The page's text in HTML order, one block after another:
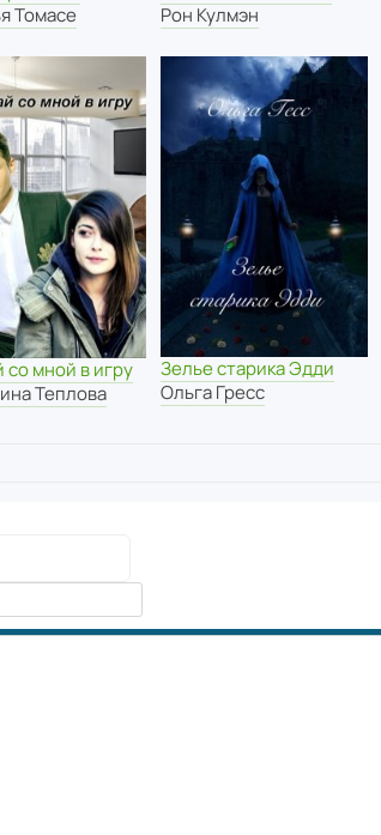
Томасе
Рон Кулмэн
со мной в игру
Теплова
Зелье старика Эдди
Ольга Гресс